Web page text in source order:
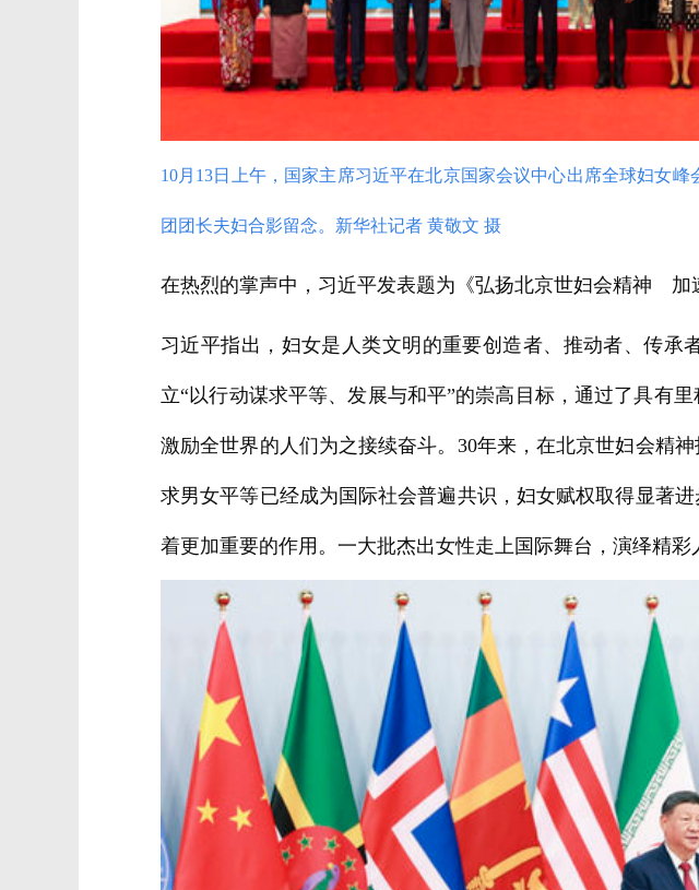
10月13日上午，国家主席习近平在北京国家会议中心出席全球妇女
团团长夫妇合影留念。新华社记者 黄敬文 摄
在热烈的掌声中，习近平发表题为《弘扬北京世妇会精神 加
习近平指出，妇女是人类文明的重要创造者、推动者、传
立“以行动谋求平等、发展与和平”的崇高目标，通过了具有
激励全世界的人们为之接续奋斗。30年来，在北京世妇会精
求男女平等已经成为国际社会普遍共识，妇女赋权取得显著
着更加重要的作用。一大批杰出女性走上国际舞台，演绎精彩